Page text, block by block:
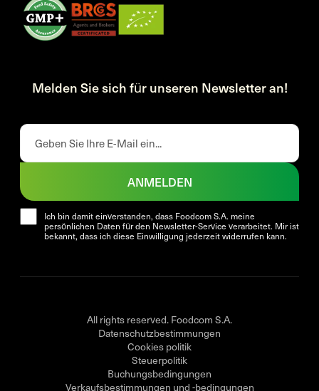
Melden Sie sich für unseren Newsletter an!
Ich bin damit einverstanden, dass Foodcom S.A. meine
persönlichen Daten für den Newsletter-Service verarbeitet. Mir ist
bekannt, dass ich diese Einwilligung jederzeit widerrufen kann.
ANMELDEN
All rights reserved. Foodcom S.A.
Datenschutzbestimmungen
Cookies politik
Steuerpolitik
Buchungsbedingungen
Verkaufsbestimmungen und -bedingungen